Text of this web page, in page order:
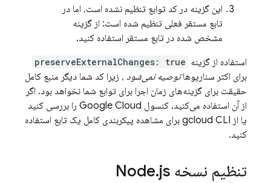
این گزینه در کد توابع تنظیم نشده است، اما در
تابع مستقر فعلی تنظیم شده است: از گزینه
مشخص شده در تابع مستقر استفاده کنید.
استفاده از گزینه preserveExternalChanges: true
برای اکثر سناریوهاتوصیه نمی‌شود ، زیرا کد شما دیگر منبع کامل
حقیقت برای گزینه‌های زمان اجرا برای توابع شما نخواهد بود. اگر
از آن استفاده می‌کنید، کنسول Google Cloud را بررسی کنید
یا از gcloud CLI برای مشاهده پیکربندی کامل یک تابع استفاده
کنید.
تنظیم نسخه Node .js